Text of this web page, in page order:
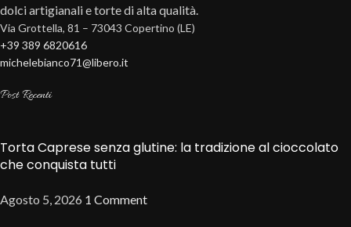
dolci artigianali e torte di alta qualità.
Via Grottella, 81 – 73043 Copertino (LE)
+39 389 6820616
michelebianco71@libero.it
Post Recenti
Torta Caprese senza glutine: la tradizione al cioccolato
che conquista tutti
Agosto 5, 2026 1 Comment